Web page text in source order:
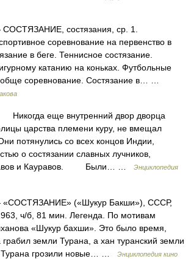
состязания, ср. 1.
соревнование на первенство в
в беге. Теннисное состязание.
катанию на коньках. Футбольные
соревнование. Состязание в… …
еще внутренний двор дворца
царства племени куру, не вмещал
потянулись со всех концов Индии,
о состязании славных лучников,
и Кауравов. Были… …
Энциклопедия
(«Шукур Бакши»), СССР,
ч/б, 81 мин. Легенда. По мотивам
«Шукур бахши». Это было время,
грабил земли Турана, а хан туранский земли
Турана грозили новые… …
Энциклопедия кино